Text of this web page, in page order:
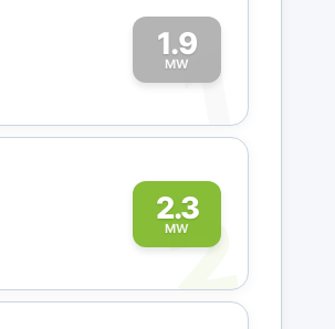
1.9
MW
1
2.3
MW
2